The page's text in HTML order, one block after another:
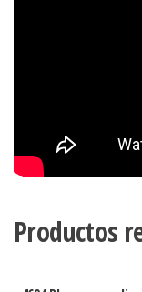
Productos